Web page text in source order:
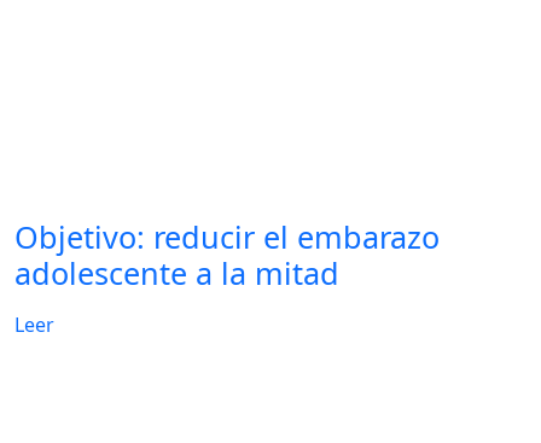
Objetivo: reducir el embarazo
adolescente a la mitad
Leer